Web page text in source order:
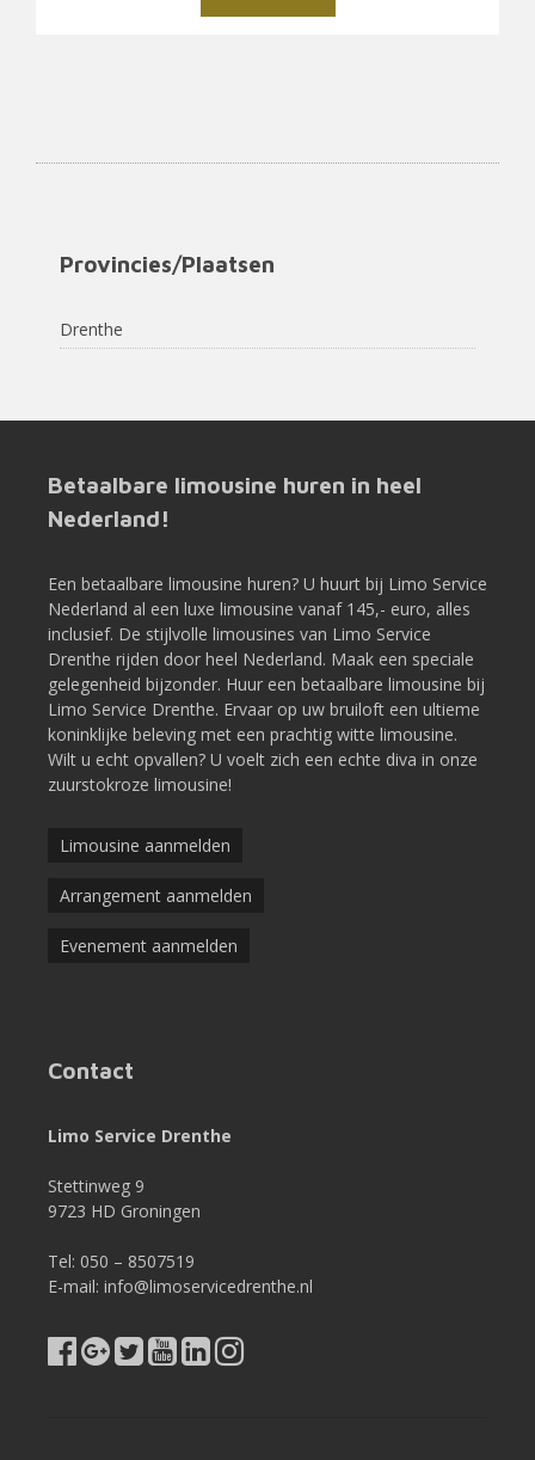
Provincies/Plaatsen
Drenthe
Betaalbare limousine huren in heel
Nederland!
Een betaalbare limousine huren? U huurt bij Limo Service
Nederland al een luxe limousine vanaf 145,- euro, alles
inclusief. De stijlvolle limousines van Limo Service
Drenthe rijden door heel Nederland. Maak een speciale
gelegenheid bijzonder. Huur een betaalbare limousine bij
Limo Service Drenthe. Ervaar op uw bruiloft een ultieme
koninklijke beleving met een prachtig witte limousine.
Wilt u echt opvallen? U voelt zich een echte diva in onze
zuurstokroze limousine!
Limousine aanmelden
Arrangement aanmelden
Evenement aanmelden
Contact
Limo Service Drenthe
Stettinweg 9
9723 HD Groningen
Tel: 050 – 8507519
E-mail: info@limoservicedrenthe.nl